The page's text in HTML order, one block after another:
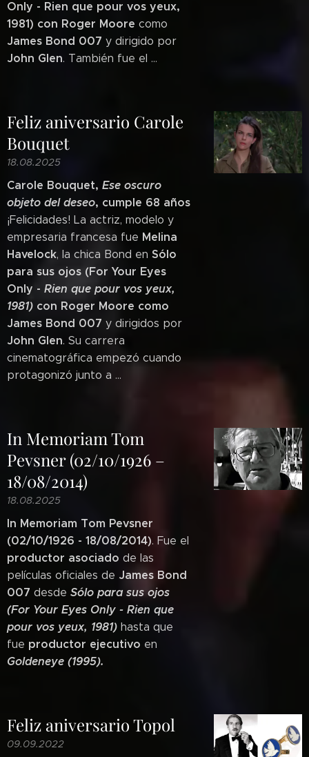
Only - Rien que pour vos yeux,
1981) con Roger Moore como
James Bond 007 y dirigido por
John Glen. También fue el ...
Feliz aniversario Carole
Bouquet
18.08.2025
Carole Bouquet, Ese oscuro
objeto del deseo, cumple 68 años
¡Felicidades! La actriz, modelo y
empresaria francesa fue Melina
Havelock, la chica Bond en Sólo
para sus ojos (For Your Eyes
Only - Rien que pour vos yeux,
1981) con Roger Moore como
James Bond 007 y dirigidos por
John Glen. Su carrera
cinematográfica empezó cuando
protagonizó junto a ...
In Memoriam Tom
Pevsner (02/10/1926 –
18/08/2014)
18.08.2025
In Memoriam Tom Pevsner
(02/10/1926 - 18/08/2014). Fue el
productor asociado de las
películas oficiales de James Bond
007 desde Sólo para sus ojos
(For Your Eyes Only - Rien que
pour vos yeux, 1981) hasta que
fue productor ejecutivo en
Goldeneye (1995).
Feliz aniversario Topol
09.09.2022